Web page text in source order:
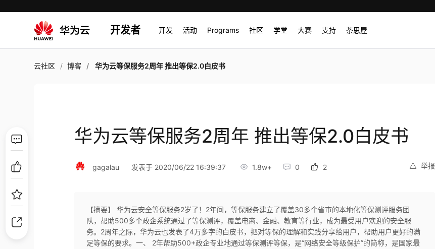
开发者 开发 活动 Programs 社区 学堂 大赛 支持 茶思屋
云社区 博客 华为云等保服务2周年 推出等保2.0白皮书
华为云等保服务2周年 推出等保2.0白皮书
举报
gagalau 发表于 2020/06/22 16:39:37 1.8w+ 0 2
【摘要】 华为云安全等保服务2岁了！2年间，等保服务建立了覆盖30多个省市的本地化等保测评服务团
队，帮助500多个政企系统通过了等保测评，覆盖电商、金融、教育等行业，成为最受用户欢迎的安全服
务。2周年之际，华为云也发表了4万多字的白皮书，把对等保的理解和实践分享给用户，帮助用户更好的满
足等保的要求。一、 2年帮助500+政企专业地通过等保测评等保，是“网络安全等级保护”的简称，是国家最